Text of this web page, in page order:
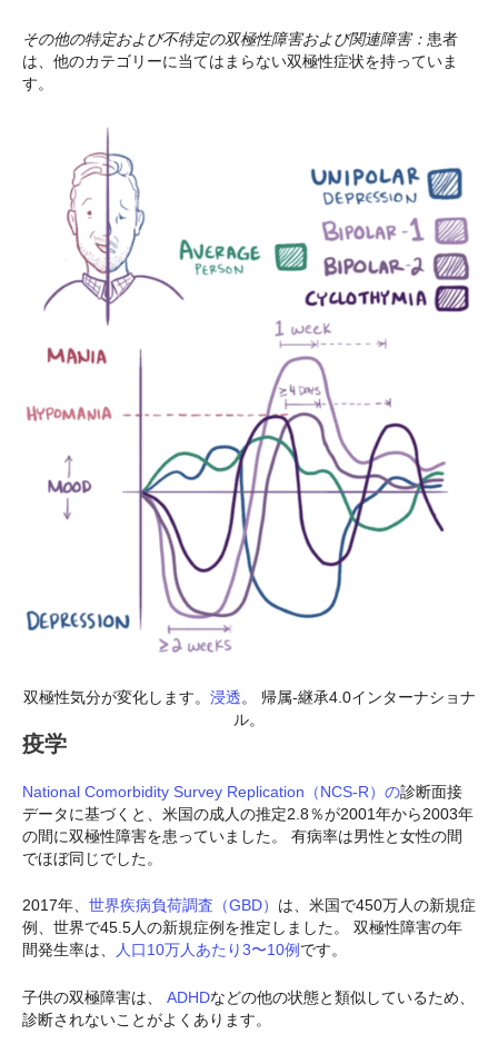
その他の特定および不特定の双極性障害および関連障害： 患者
は、他のカテゴリーに当てはまらない双極性症状を持っていま
す。
双極性気分が変化します。 浸透。 帰属-継承4.0インターナショナ
ル。
疫学
National Comorbidity Survey Replication（NCS-R）の診断面接
データに基づくと、米国の成人の推定2.8％が2001年から2003年
の間に双極性障害を患っていました。 有病率は男性と女性の間
でほぼ同じでした。
2017年、 世界疾病負荷調査（GBD） は、米国で450万人の新規症
例、世界で45.5人の新規症例を推定しました。 双極性障害の年
間発生率は、
人口10万人あたり3〜10例 です。
子供の双極障害は、 ADHDなどの他の状態と類似しているため、
診断されないことがよくあります。